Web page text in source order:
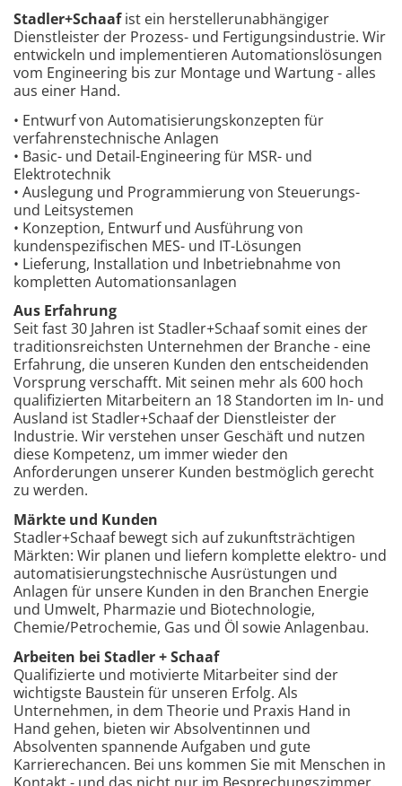
Stadler+Schaafist ein herstellerunabhängiger
Dienstleister der Prozess- und Fertigungsindustrie. Wir
entwickeln und implementieren Automationslösungen
vom Engineering bis zur Montage und Wartung - alles
aus einer Hand.
• Entwurf von Automatisierungskonzepten für
verfahrenstechnische Anlagen
• Basic- und Detail-Engineering für MSR- und
Elektrotechnik
• Auslegung und Programmierung von Steuerungs-
und Leitsystemen
• Konzeption, Entwurf und Ausführung von
kundenspezifischen MES- und IT-Lösungen
• Lieferung, Installation und Inbetriebnahme von
kompletten Automationsanlagen
Aus Erfahrung
Seit fast 30 Jahren ist Stadler+Schaaf somit eines der
traditionsreichsten Unternehmen der Branche - eine
Erfahrung, die unseren Kunden den entscheidenden
Vorsprung verschafft. Mit seinen mehr als 600 hoch
qualifizierten Mitarbeitern an 18 Standorten im In- und
Ausland ist Stadler+Schaaf der Dienstleister der
Industrie. Wir verstehen unser Geschäft und nutzen
diese Kompetenz, um immer wieder den
Anforderungen unserer Kunden bestmöglich gerecht
zu werden.
Märkte und Kunden
Stadler+Schaaf bewegt sich auf zukunftsträchtigen
Märkten: Wir planen und liefern komplette elektro- und
automatisierungstechnische Ausrüstungen und
Anlagen für unsere Kunden in den Branchen Energie
und Umwelt, Pharmazie und Biotechnologie,
Chemie/Petrochemie, Gas und Öl sowie Anlagenbau.
Arbeiten bei Stadler + Schaaf
Qualifizierte und motivierte Mitarbeiter sind der
wichtigste Baustein für unseren Erfolg. Als
Unternehmen, in dem Theorie und Praxis Hand in
Hand gehen, bieten wir Absolventinnen und
Absolventen spannende Aufgaben und gute
Karrierechancen. Bei uns kommen Sie mit Menschen in